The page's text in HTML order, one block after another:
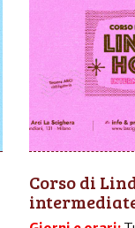
Corso di